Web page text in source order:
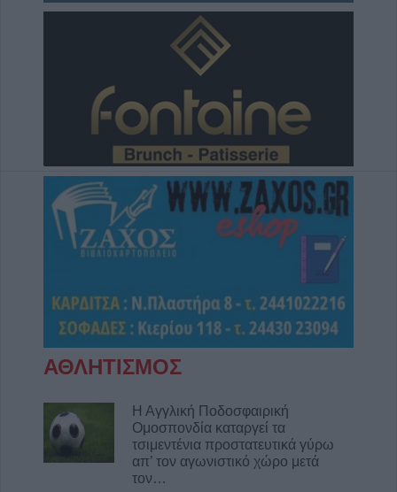
ΑΘΛΗΤΙΣΜΟΣ
Η Αγγλική Ποδοσφαιρική
Ομοσπονδία καταργεί τα
τσιμεντένια προστατευτικά γύρω
απ’ τον αγωνιστικό χώρο μετά
τον…